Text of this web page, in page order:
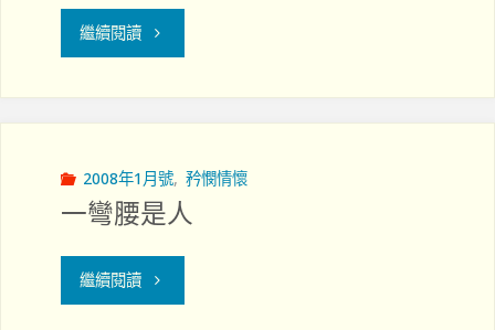
心
──
我
們
繼續閱讀"我
的
見
證"
2008年1月號, 矜憫情懷
一彎腰是人
繼續閱讀"一